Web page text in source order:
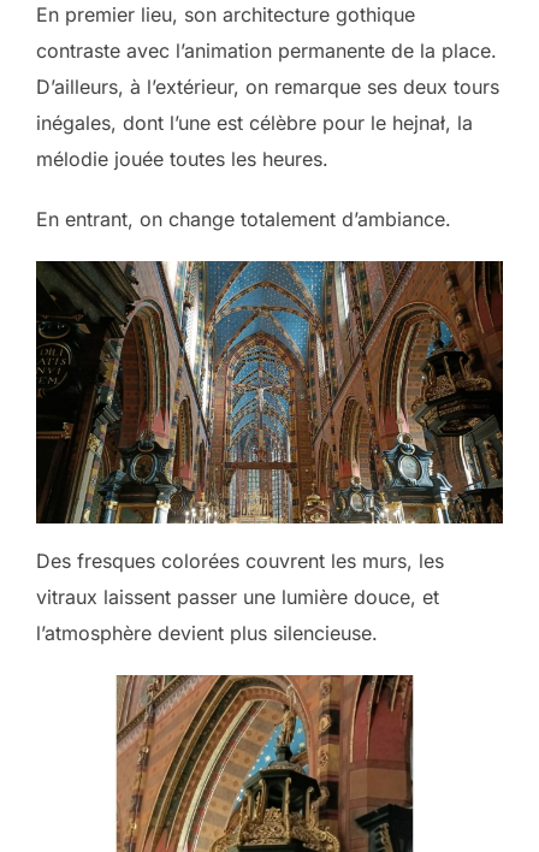
En premier lieu, son architecture gothique
contraste avec l’animation permanente de la place.
D’ailleurs, à l’extérieur, on remarque ses deux tours
inégales, dont l’une est célèbre pour le hejnał, la
mélodie jouée toutes les heures.
En entrant, on change totalement d’ambiance.
Des fresques colorées couvrent les murs, les
vitraux laissent passer une lumière douce, et
l’atmosphère devient plus silencieuse.